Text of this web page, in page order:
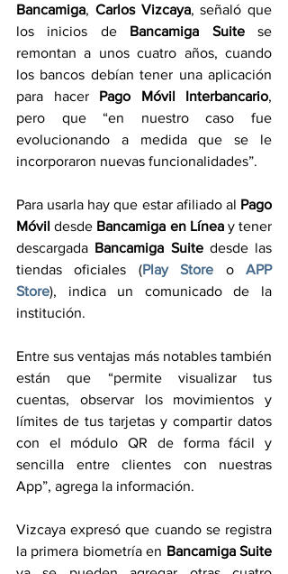
Bancamiga, Carlos Vizcaya, señaló que
los inicios de Bancamiga Suite se
remontan a unos cuatro años, cuando
los bancos debían tener una aplicación
para hacer Pago Móvil Interbancario,
pero que “en nuestro caso fue
evolucionando a medida que se le
incorporaron nuevas funcionalidades”.
Para usarla hay que estar afiliado al Pago
Móvil desde Bancamiga en Línea y tener
descargada Bancamiga Suite desde las
tiendas oficiales (Play Store o APP
Store), indica un comunicado de la
institución.
Entre sus ventajas más notables también
están que “permite visualizar tus
cuentas, observar los movimientos y
límites de tus tarjetas y compartir datos
con el módulo QR de forma fácil y
sencilla entre clientes con nuestras
App”, agrega la información.
Vizcaya expresó que cuando se registra
la primera biometría en Bancamiga Suite